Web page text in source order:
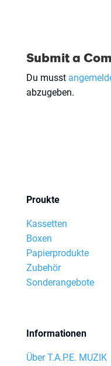
Submit a
Du musst
abzugeben.
Proukte
Kassetten
Boxen
Papierprodukte
Zubehör
Sonderangebote
Informationen
Über T.A.P.E. MUZIK